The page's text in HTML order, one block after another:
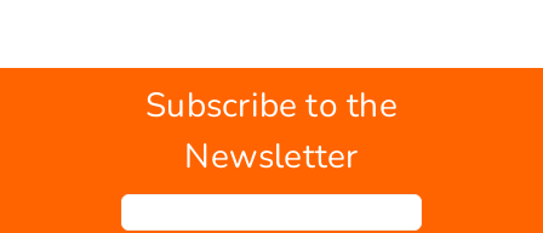
Subscribe to the
Newsletter